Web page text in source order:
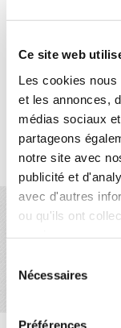
Ce site web
Les cookies nous
et les annonces,
médias sociaux
partageons
notre site avec
publicité et
avec d'autres
ou qu'ils ont
Nécessaires
Préférences
l’épaisseur d’un
menuiserie. Il est
coffre tunnel en
Neolution®)
couche
de polystyrène
(hors volet
Les